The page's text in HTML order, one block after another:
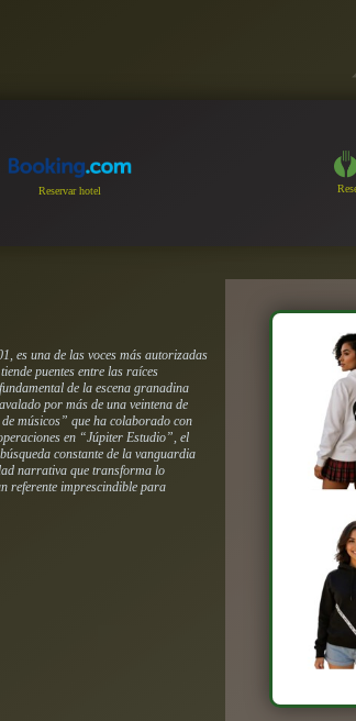
Reservar hotel
es una de las voces más autorizadas
puentes entre las raíces
de la escena granadina
por más de una veintena de
músicos” que ha colaborado con
en “Júpiter Estudio”, el
constante de la vanguardia
narrativa que transforma lo
referente imprescindible para